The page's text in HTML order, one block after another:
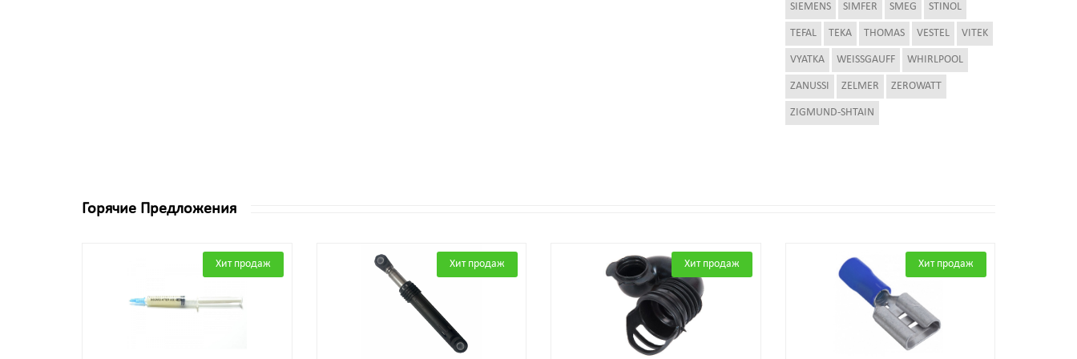
SIEMENS SIMFER SMEG STINOL
TEFAL TEKA THOMAS VESTEL VITEK
VYATKA WEISSGAUFF WHIRLPOOL
ZANUSSI ZELMER ZEROWATT
ZIGMUND-SHTAIN
Горячие Предложения
Хит продаж Хит продаж Хит продаж Хит продаж